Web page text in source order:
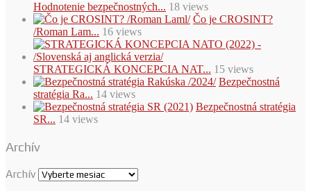
Hodnotenie bezpečnostných... 18 views
Čo je CROSINT?
/Roman Lam... 16 views
STRATEGICKÁ KONCEPCIA NAT... 15 views
Bezpečnostná
stratégia Ra... 14 views
Bezpečnostná stratégia
SR... 14 views
Archív
Archív